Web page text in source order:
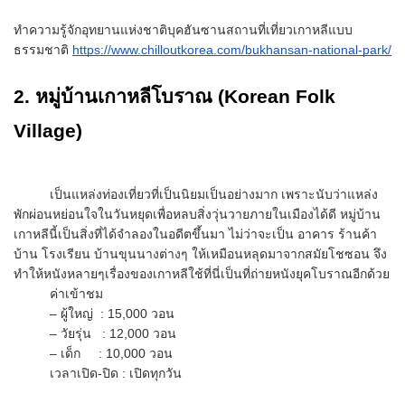
ทำความรู้จักอุทยานแห่งชาติบุคฮันซานสถานที่เที่ยวเกาหลีแบบ
ธรรมชาติ https://www.chilloutkorea.com/bukhansan-national-park/
2. หมู่บ้านเกาหลีโบราณ (Korean Folk
Village)
เป็นแหล่งท่องเที่ยวที่เป็นนิยมเป็นอย่างมาก เพราะนับว่าแหล่ง
พักผ่อนหย่อนใจในวันหยุดเพื่อหลบสิ่งวุ่นวายภายในเมืองได้ดี หมู่บ้าน
เกาหลีนี้เป็นสิ่งที่ได้จำลองในอดีตขึ้นมา ไม่ว่าจะเป็น อาคาร ร้านค้า
บ้าน โรงเรียน บ้านขุนนางต่างๆ ให้เหมือนหลุดมาจากสมัยโชซอน จึง
ทำให้หนังหลายๆเรื่องของเกาหลีใช้ที่นี่เป็นที่ถ่ายหนังยุคโบราณอีกด้วย
ค่าเข้าชม
– ผู้ใหญ่ : 15,000 วอน
– วัยรุ่น : 12,000 วอน
– เด็ก : 10,000 วอน
เวลาเปิด-ปิด : เปิดทุกวัน